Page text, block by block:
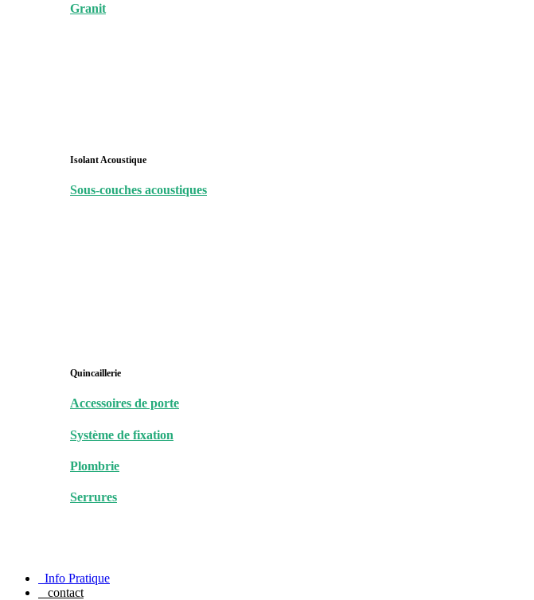
Granit
Isolant Acoustique
Sous-couches acoustiques
Quincaillerie
Accessoires de porte
Système de fixation
Plombrie
Serrures
Info Pratique
contact